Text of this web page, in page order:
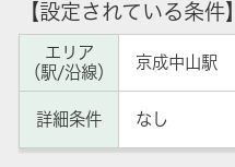
【設定されている条件】
エリア
（駅/沿線）
京成中山駅
詳細条件 なし